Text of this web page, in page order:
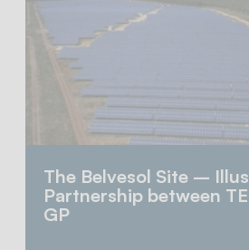
The Belvesol Site –
Partnership between
GP